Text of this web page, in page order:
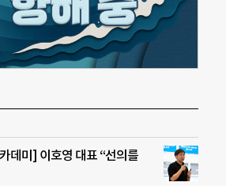
데미] 이호영 대표 “선의를